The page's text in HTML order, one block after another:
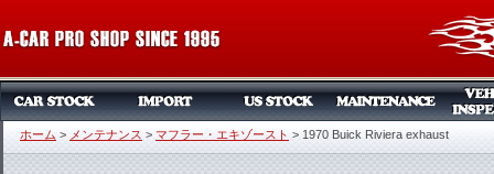
ホーム > メンテナンス > マフラー・エキゾースト > 1970 Buick Riviera exhaust